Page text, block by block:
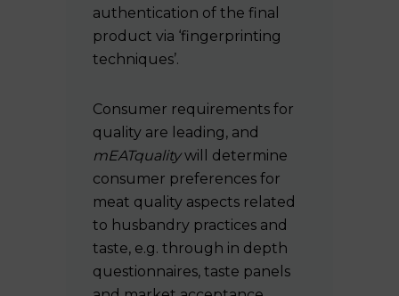
authentication of the final
product via ‘fingerprinting
techniques’.
Consumer requirements for
quality are leading, and
mEATqualitywill determine
consumer preferences for
meat quality aspects related
to husbandry practices and
taste, e.g. through in depth
questionnaires, taste panels